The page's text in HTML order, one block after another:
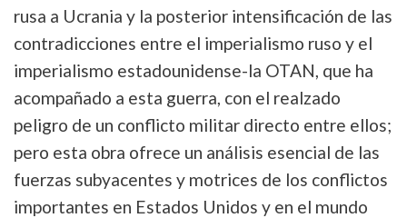
rusa a Ucrania y la posterior intensificación de las
contradicciones entre el imperialismo ruso y el
imperialismo estadounidense-la OTAN, que ha
acompañado a esta guerra, con el realzado
peligro de un conflicto militar directo entre ellos;
pero esta obra ofrece un análisis esencial de las
fuerzas subyacentes y motrices de los conflictos
importantes en Estados Unidos y en el mundo